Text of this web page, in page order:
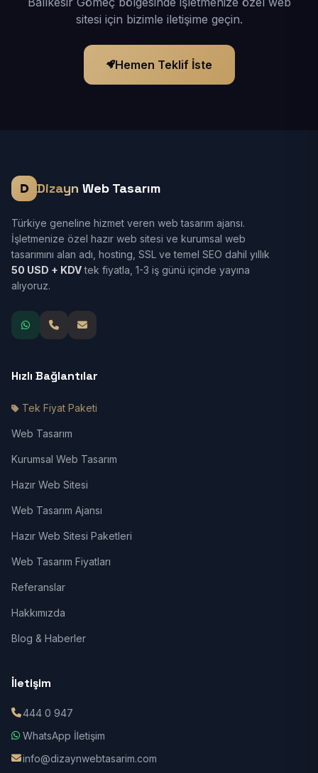
sitesi için bizimle iletişime geçin.
Hemen Teklif İste
Dizayn Web Tasarım
Türkiye geneline hizmet veren web tasarım ajansı.
İşletmenize özel hazır web sitesi ve kurumsal web
tasarımını alan adı, hosting, SSL ve temel SEO dahil yıllık
50 USD + KDVtek fiyatla, 1-3 iş günü içinde yayına
alıyoruz.
Hızlı Bağlantılar
Tek Fiyat Paketi
Web Tasarım
Kurumsal Web Tasarım
Hazır Web Sitesi
Web Tasarım Ajansı
Hazır Web Sitesi Paketleri
Web Tasarım Fiyatları
Referanslar
Hakkımızda
Blog & Haberler
İletişim
444 0 947
WhatsApp İletişim
info@dizaynwebtasarim.com